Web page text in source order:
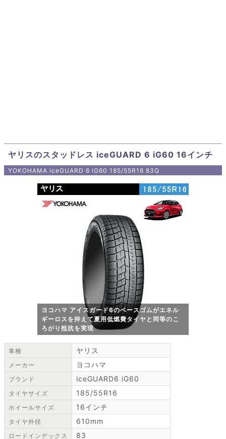
ヤリスのスタッドレス iceGUARD 6 iG60 16インチ
YOKOHAMA iceGUARD 6 iG60 185/55R16 83Q
ヨコハマ アイスガード6のベースゴムがエネル
ギーロスを抑えて夏用低燃費タイヤと同等のこ
ろがり抵抗を実現
車種 ヤリス
メーカー ヨコハマ
ブランド iceGUARD6 iG60
タイヤサイズ 185/55R16
ホイールサイズ 16インチ
タイヤ外径 610mm
ロードインデックス 83